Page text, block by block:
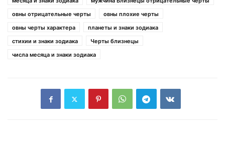
овны отрицательные черты
овны плохие черты
овны черты характера
планеты и знаки зодиака
стихии и знаки зодиака
Черты близнецы
числа месяца и знаки зодиака